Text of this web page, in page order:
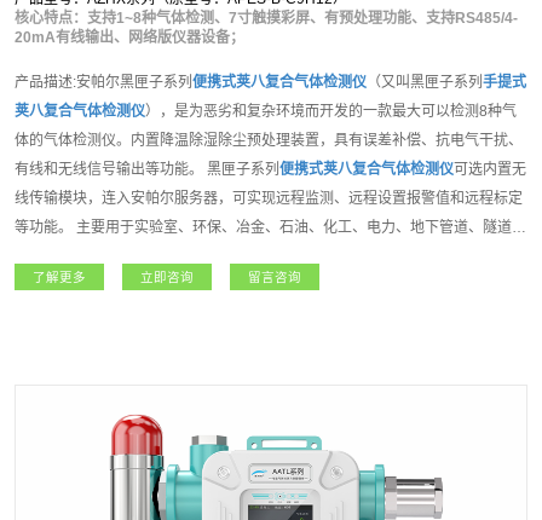
核心特点：支持1~8种气体检测、7寸触摸彩屏、有预处理功能、支持RS485/4-
20mA有线输出、网络版仪器设备；
产品描述:安帕尔黑匣子系列 便携式荚八复合气体检测仪 （又叫黑匣子系列 手提式
荚八复合气体检测仪），是为恶劣和复杂环境而开发的一款最大可以检测8种气
体的气体检测仪。内置降温除湿除尘预处理装置，具有误差补偿、抗电气干扰、
有线和无线信号输出等功能。 黑匣子系列 便携式荚八复合气体检测仪可选内置无
线传输模块，连入安帕尔服务器，可实现远程监测、远程设置报警值和远程标定
等功能。 主要用于实验室、环保、冶金、石油、化工、电力、地下管道、隧道等
测。产品功能强大，支持客户各种需求。
了解更多 立即咨询 留言咨询